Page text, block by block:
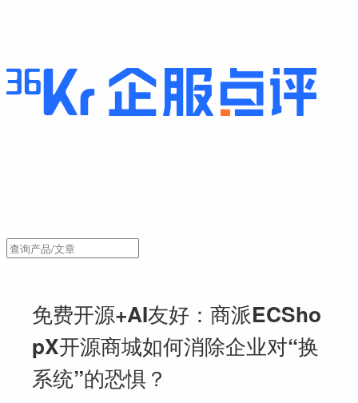
免费开源+AI友好：商派ECSho
pX开源商城如何消除企业对“换
系统”的恐惧？